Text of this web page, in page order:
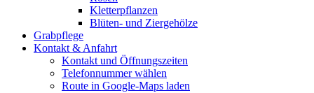
Kletterpflanzen
Blüten- und Ziergehölze
Grabpflege
Kontakt & Anfahrt
Kontakt und Öffnungszeiten
Telefonnummer wählen
Route in Google-Maps laden